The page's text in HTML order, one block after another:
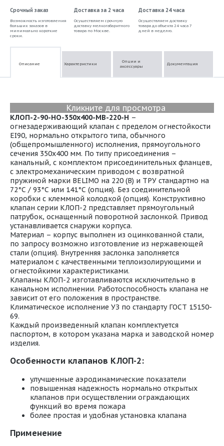
Срочный заказ
Возможность изготовления
больших заказов в
минимально короткие
сроки.
Доставка за 2 часа
Осуществляем срочную
доставку мелкогабаритного
товара по Москве.
Доставка 24 часа
Осуществляем доставку
товара до объекта 24 часа 7
дней в неделю.
Описание Характеристики
Опции и
аксессуары
Документация
Кликните для просмотра
КЛОП-2-90-НО-350х400-МВ-220-Н –
огнезадерживающий клапан с пределом огнестойкости
EI90, нормально открытого типа, обычного
(общепромышленного) исполнения, прямоугольного
сечения 350х400 мм. По типу присоединения –
канальный, с комплектом присоединительных фланцев,
с электромеханическим приводом с возвратной
пружиной марки BELIMO на 220 (В) и ТРУ стандартно на
72°С / 93°С или 141°С (опция). Без соединительной
коробки с клеммной колодкой (опция). Конструктивно
клапан серии КЛОП-2 представляет прямоугольный
патрубок, оснащенный поворотной заслонкой. Привод
устанавливается снаружи корпуса.
Материал – корпус выполнен из оцинкованной стали,
по запросу возможно изготовление из нержавеющей
стали (опция). Внутренняя заслонка заполняется
материалом с качественными теплоизолирующими и
огнестойкими характеристиками.
Клапаны КЛОП-2 изготавливаются исключительно в
канальном исполнении. Работоспособность клапана не
зависит от его положения в пространстве.
Климатическое исполнение УЗ по стандарту ГОСТ 15150-
69.
Каждый произведенный клапан комплектуется
паспортом, в котором указана марка и заводской номер
изделия.
Особенности клапанов КЛОП-2:
улучшенные аэродинамические показатели
повышенная надежность нормально открытых
клапанов при осуществлении ограждающих
функций во время пожара
более простая и удобная установка клапана
Применение